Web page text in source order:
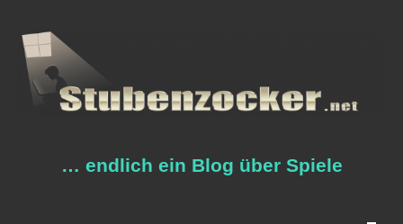
Inhalt
springen
… endlich ein Blog über Spiele